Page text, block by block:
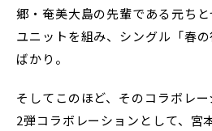
郷・奄美大島の先輩である元ち
ユニットを組み、シングル「春
ばかり。
そしてこのほど、そのコラボレ
2弾コラボレーションとして、宮